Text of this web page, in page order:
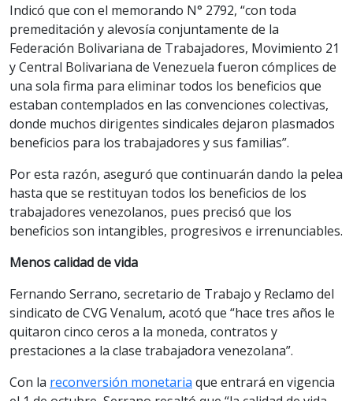
Indicó que con el memorando N° 2792, “con toda
premeditación y alevosía conjuntamente de la
Federación Bolivariana de Trabajadores, Movimiento 21
y Central Bolivariana de Venezuela fueron cómplices de
una sola firma para eliminar todos los beneficios que
estaban contemplados en las convenciones colectivas,
donde muchos dirigentes sindicales dejaron plasmados
beneficios para los trabajadores y sus familias”.
Por esta razón, aseguró que continuarán dando la pelea
hasta que se restituyan todos los beneficios de los
trabajadores venezolanos, pues precisó que los
beneficios son intangibles, progresivos e irrenunciables.
Menos calidad de vida
Fernando Serrano, secretario de Trabajo y Reclamo del
sindicato de CVG Venalum, acotó que “hace tres años le
quitaron cinco ceros a la moneda, contratos y
prestaciones a la clase trabajadora venezolana”.
Con la reconversión monetaria que entrará en vigencia